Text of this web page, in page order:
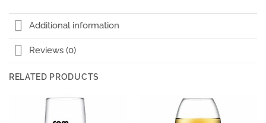
Additional information
Reviews (0)
RELATED PRODUCTS